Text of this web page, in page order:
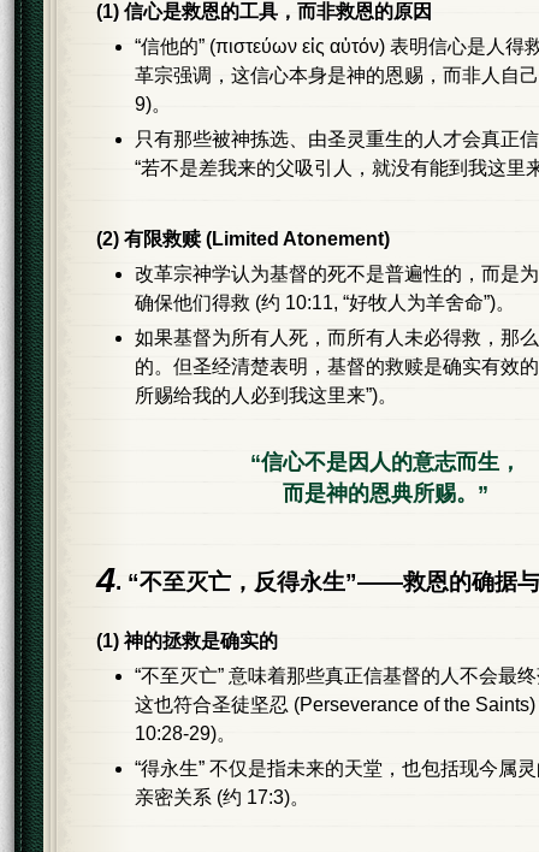
(1) 信心是救恩的工具，而非救恩的原因
“信他的” (πιστεύων εἰς αὐτόν) 表明信心是人得
革宗强调，这信心本身是神的恩赐，而非人自
9)。
只有那些被神拣选、由圣灵重生的人才会真正
“若不是差我来的父吸引人，就没有能到我这里
(2) 有限救赎 (Limited Atonement)
改革宗神学认为基督的死不是普遍性的，而是
确保他们得救 (约 10:11, “好牧人为羊舍命”)。
如果基督为所有人死，而所有人未必得救，那
的。但圣经清楚表明，基督的救赎是确实有效
所赐给我的人必到我这里来”)。
“信心不是因人的意志而生，
而是神的恩典所赐。”
4. “不至灭亡，反得永生”——救恩的确据
(1) 神的拯救是确实的
“不至灭亡” 意味着那些真正信基督的人不会最
这也符合圣徒坚忍 (Perseverance of the
10:28-29)。
“得永生” 不仅是指未来的天堂，也包括现今属
亲密关系 (约 17:3)。